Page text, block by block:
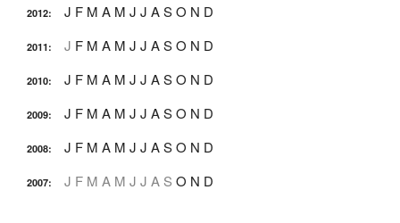
2012: J F M A M J J ASO N D
2011: J F M A M J J ASO N D
2010: J F M A M J J ASO N D
2009: J F M A M J J ASO N D
2008: J F M A M J J ASO N D
2007: J F M A M J J A S O N D